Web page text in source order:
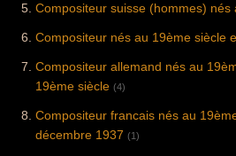
Compositeur suisse (hommes) nés
Compositeur nés au 19ème siècle
Compositeur allemand nés au
19ème siècle (4)
Compositeur francais nés au
décembre 1937 (1)